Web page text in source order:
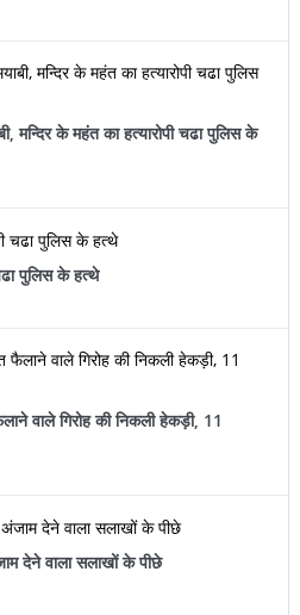
मन्दिर के महंत का हत्यारोपी चढा पुलिस के
पुलिस के हत्थे
वाले गिरोह की निकली हेकड़ी, 11
देने वाला सलाखों के पीछे